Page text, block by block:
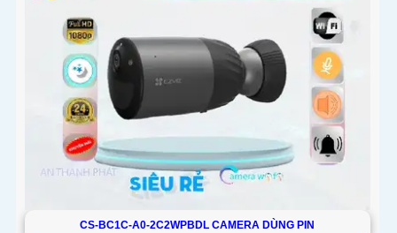
CS-BC1C-A0-2C2WPBDL CAMERA DÙNG PIN